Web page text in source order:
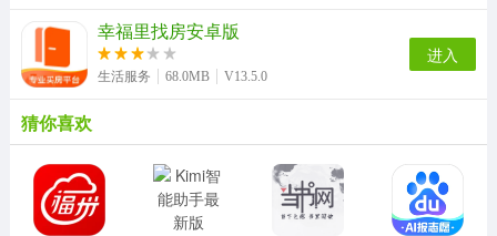
幸福里找房安卓版
生活服务 68.0MB V13.5.0
进入
猜你喜欢